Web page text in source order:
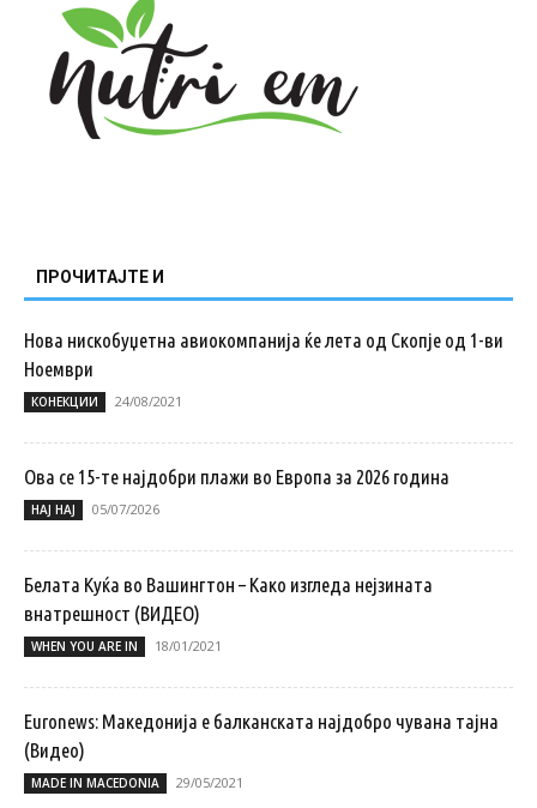
ПРОЧИТАЈТЕ И
Нова нискобуџетна авиокомпанија ќе лета од Скопје од 1-ви
Ноември
КОНЕКЦИИ 24/08/2021
Ова се 15-те најдобри плажи во Европа за 2026 година
НАЈ НАЈ 05/07/2026
Белата Куќа во Вашингтон – Како изгледа нејзината
внатрешност (ВИДЕО)
WHEN YOU ARE IN 18/01/2021
Euronews: Македонија е балканската најдобро чувана тајна
(Видео)
MADE IN MACEDONIA 29/05/2021